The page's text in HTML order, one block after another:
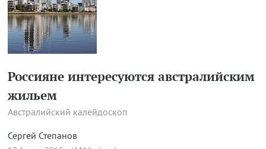
Россияне интересуются австралийским
жильем
Австралийский калейдоскоп
Сергей Степанов